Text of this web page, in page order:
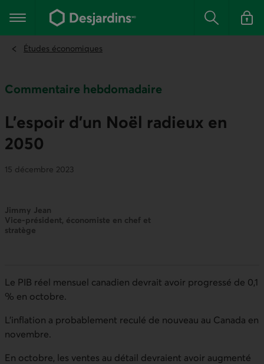
contenu
Menu principal Rechercher
Se
Études économiques
Commentaire hebdomadaire
L’espoir d’un Noël radieux en
2050
15 décembre 2023
Jimmy Jean
Vice-président, économiste en chef et
stratège
Le PIB réel mensuel canadien devrait avoir progressé de 0,1
% en octobre.
L’inflation a probablement reculé de nouveau au Canada en
novembre.
En octobre, les ventes au détail devraient avoir augmenté